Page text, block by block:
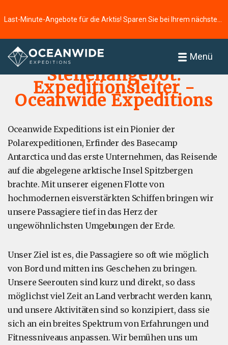
Menü
Startseite
Stellenangebot:
Expeditionsleiter -
Oceanwide Expeditions
Oceanwide Expeditions ist ein Pionier der
Polarexpeditionen, Erfinder des Basecamp
Antarctica und das erste Unternehmen, das Reisende
auf die abgelegene arktische Insel Spitzbergen
brachte. Mit unserer eigenen Flotte von
hochmodernen eisverstärkten Schiffen bringen wir
unsere Passagiere tief in das Herz der
ungewöhnlichsten Umgebungen der Erde.
Unser Ziel ist es, die Passagiere so oft wie möglich
von Bord und mitten ins Geschehen zu bringen.
Unsere Seerouten sind kurz und direkt, so dass
möglichst viel Zeit an Land verbracht werden kann,
und unsere Aktivitäten sind so konzipiert, dass sie
sich an ein breites Spektrum von Erfahrungen und
Fitnessniveaus anpassen. Wir bemühen uns um